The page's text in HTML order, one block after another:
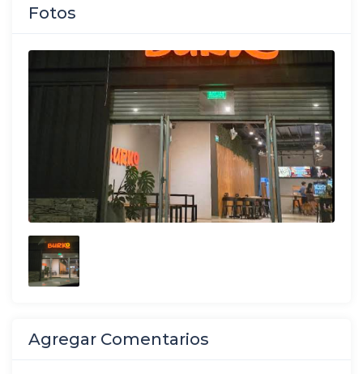
Fotos
Agregar Comentarios